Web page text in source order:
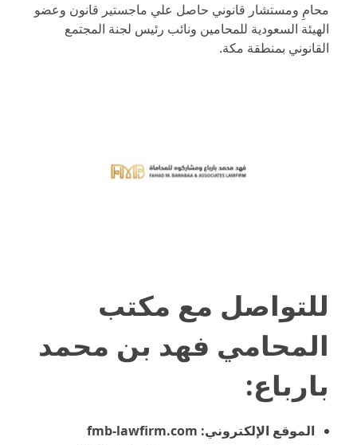
محامِ ومستشار قانوني حاصل علي ماجستير قانون وعضو
الهيئة السعودية للمحامين ونائب رئيس لجنة المجتمع
القانوني بمنطقة مكة.
للتواصل مع مكتب
المحامي فهد بن محمد
بارباع:
الموقع الإلكتروني: fmb-lawfirm.com